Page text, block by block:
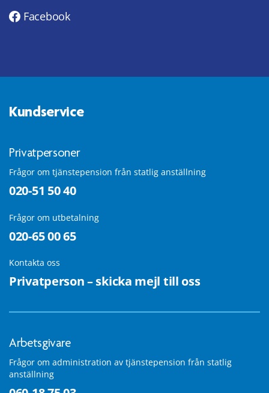
Facebook
Kundservice
Privatpersoner
Frågor om tjänstepension från statlig anställning
020-51 50 40
Frågor om utbetalning
020-65 00 65
Kontakta oss
Privatperson – skicka mejl till oss
Arbetsgivare
Frågor om administration av tjänstepension från statlig
anställning